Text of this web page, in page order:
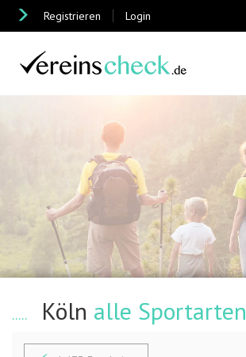
Registrieren Login
Köln alle Sportarten